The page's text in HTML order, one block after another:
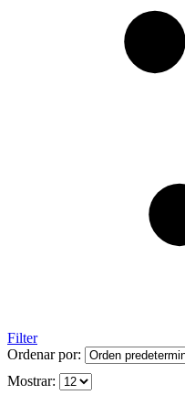
Filter
Ordenar por:
Mostrar: